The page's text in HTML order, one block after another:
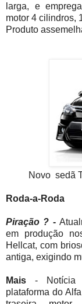
larga, e
motor 4 cilindros,
Produto
Novo sedã
Roda-a-Roda
Piração ? -
em produção
Hellcat, com
antiga, exigindo
Mais - Notícia
plataforma do